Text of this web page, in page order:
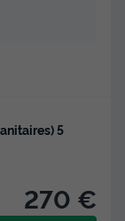
5
270 €